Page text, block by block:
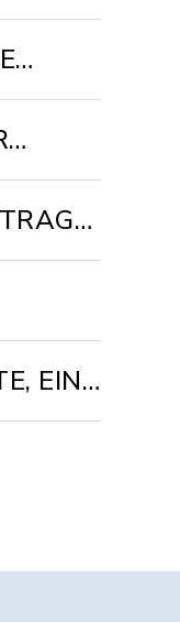
EIN
UND
GUTE